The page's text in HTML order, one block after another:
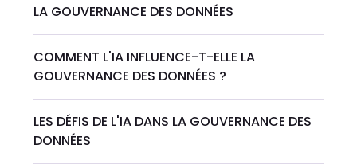
LA GOUVERNANCE DES DONNÉES
COMMENT L'IA INFLUENCE-T-ELLE LA
GOUVERNANCE DES DONNÉES ?
LES DÉFIS DE L'IA DANS LA GOUVERNANCE DES
DONNÉES